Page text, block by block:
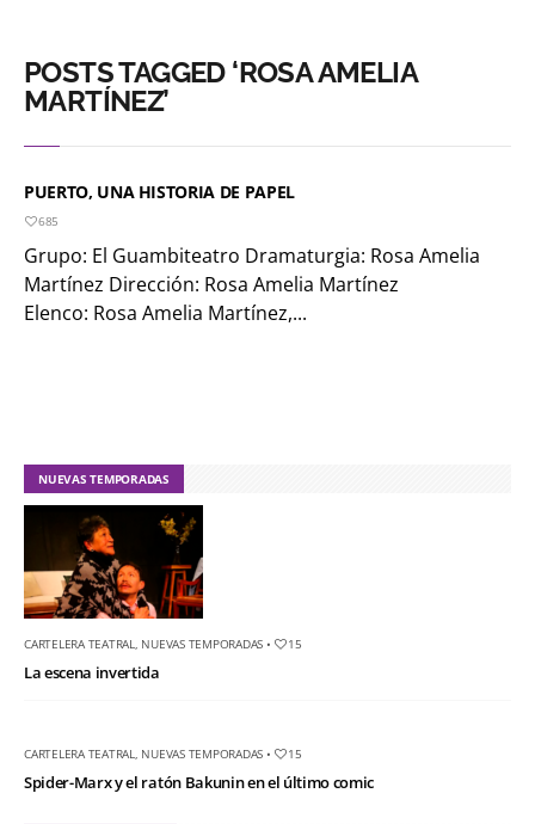
POSTS TAGGED ‘ROSA AMELIA
MARTÍNEZ’
PUERTO, UNA HISTORIA DE PAPEL
685
Grupo: El Guambiteatro Dramaturgia: Rosa Amelia
Martínez Dirección: Rosa Amelia Martínez
Elenco: Rosa Amelia Martínez,...
NUEVAS TEMPORADAS
CARTELERA TEATRAL NUEVAS TEMPORADAS • 15
La escena invertida
CARTELERA TEATRAL NUEVAS TEMPORADAS • 15
Spider-Marx y el ratón Bakunin en el último comic